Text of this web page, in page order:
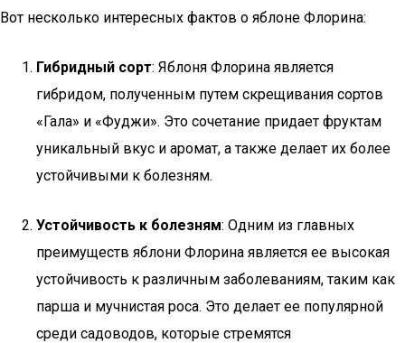
Вот несколько интересных фактов о яблоне Флорина:
Гибридный сорт: Яблоня Флорина является
гибридом, полученным путем скрещивания сортов
«Гала» и «Фуджи». Это сочетание придает фруктам
уникальный вкус и аромат, а также делает их более
устойчивыми к болезням.
Устойчивость к болезням: Одним из главных
преимуществ яблони Флорина является ее высокая
устойчивость к различным заболеваниям, таким как
парша и мучнистая роса. Это делает ее популярной
среди садоводов, которые стремятся